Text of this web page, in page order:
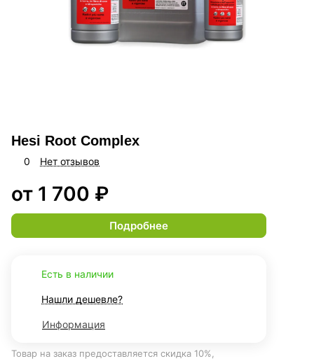
Hesi Root Complex
0 Нет отзывов
от 1 700 ₽
Подробнее
Есть в наличии
Нашли дешевле?
Информация
Товар на заказ предоставляется скидка 10%,